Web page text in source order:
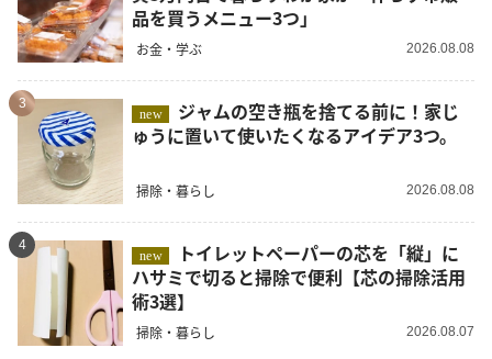
品を買うメニュー3つ」
お金・学ぶ 2026.08.08
3
new
ゅうに置いて使いたくなるアイデア3つ。
掃除・暮らし 2026.08.08
4
new
ハサミで切ると掃除で便利【芯の掃除活用
術3選】
掃除・暮らし 2026.08.07